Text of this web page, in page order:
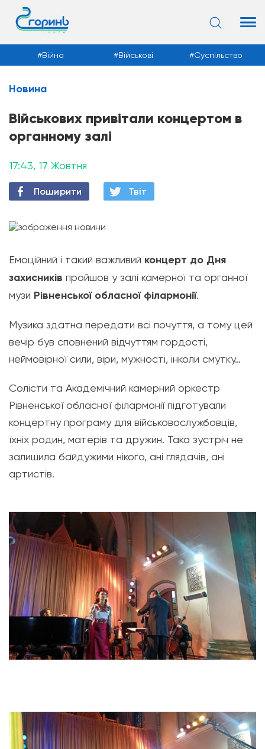
Новини
Війна Військові Суспільство
Новина
Військових привітали концертом в
органному залі
17:43, 17 Жовтня
Поширити Твiт
Емоційний і такий важливий концерт до Дня
захисників пройшов у залі камерної та органної
музи Рівненської обласної філармонії.
Музика здатна передати всі почуття, а тому цей
вечір був сповнений відчуттям гордості,
неймовірної сили, віри, мужності, інколи смутку…
Солісти та Академічний камерний оркестр
Рівненської обласної філармонії підготували
концертну програму для військовослужбовців,
їхніх родин, матерів та дружин. Така зустріч не
залишила байдужими нікого, ані глядачів, ані
артистів.